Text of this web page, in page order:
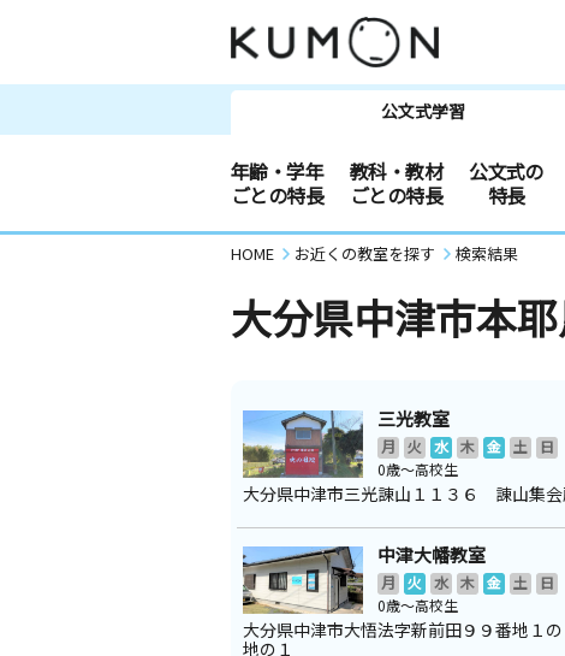
公文式学習
年齢・学年
ごとの特長
教科・教材
ごとの特長
公文式の
特長
HOME お近くの教室を探す 検索結果
大分県中津市本
三光教室
月 火 水 木 金 土
日
0歳～高校生
大分県中津市三光諌山１１３６ 諌山集
中津大幡教室
月 火 水 木 金 土
日
0歳～高校生
大分県中津市大悟法字新前田９９番地１
地の１